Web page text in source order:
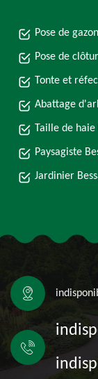
Pose de
Pose de
Tonte et
Abattage
Taille de haie
Paysagiste
Jardinier